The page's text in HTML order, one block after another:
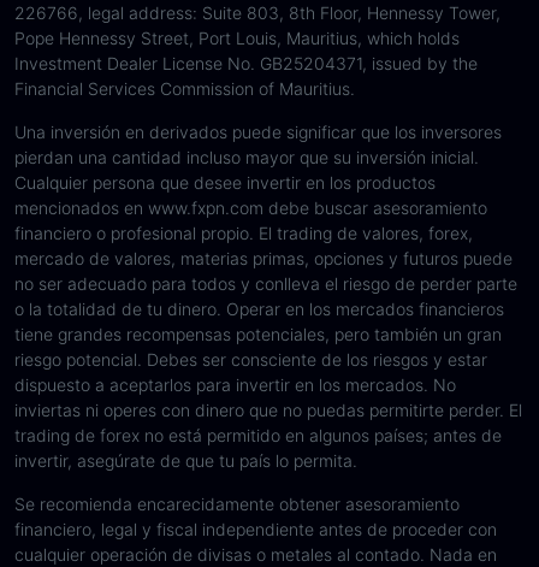
226766, legal address: Suite 803, 8th Floor, Hennessy Tower,
Pope Hennessy Street, Port Louis, Mauritius, which holds
Investment Dealer License No. GB25204371, issued by the
Financial Services Commission of Mauritius.
Una inversión en derivados puede significar que los inversores
pierdan una cantidad incluso mayor que su inversión inicial.
Cualquier persona que desee invertir en los productos
mencionados en www.fxpn.com debe buscar asesoramiento
financiero o profesional propio. El trading de valores, forex,
mercado de valores, materias primas, opciones y futuros puede
no ser adecuado para todos y conlleva el riesgo de perder parte
o la totalidad de tu dinero. Operar en los mercados financieros
tiene grandes recompensas potenciales, pero también un gran
riesgo potencial. Debes ser consciente de los riesgos y estar
dispuesto a aceptarlos para invertir en los mercados. No
inviertas ni operes con dinero que no puedas permitirte perder. El
trading de forex no está permitido en algunos países; antes de
invertir, asegúrate de que tu país lo permita.
Se recomienda encarecidamente obtener asesoramiento
financiero, legal y fiscal independiente antes de proceder con
cualquier operación de divisas o metales al contado. Nada en